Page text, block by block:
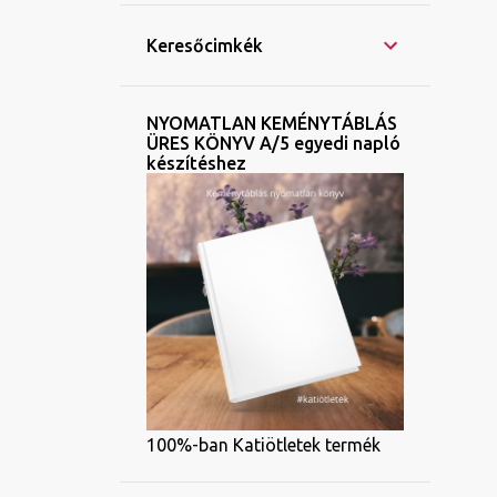
Keresőcimkék
NYOMATLAN KEMÉNYTÁBLÁS
ÜRES KÖNYV A/5 egyedi napló
készítéshez
100%-ban Katiötletek termék